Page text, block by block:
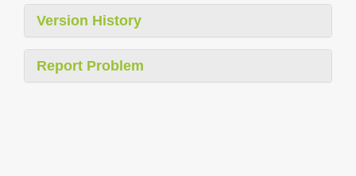
Version History
Report Problem